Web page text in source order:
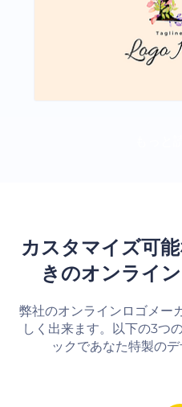
カスタマイズ可
きのオンライ
弊社のオンラインロゴメー
しく出来ます。以下の3つ
ックであなた特製のデ